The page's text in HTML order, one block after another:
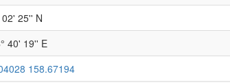
02' 25'' N
40' 19'' E
158.67194